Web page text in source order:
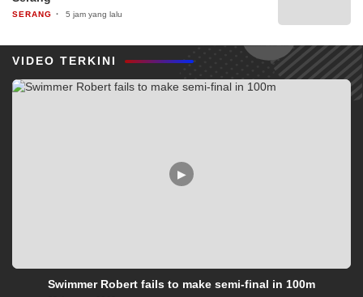
SERANG 5 jam yang lalu
VIDEO TERKINI
▶
Swimmer Robert fails to make semi-final in 100m